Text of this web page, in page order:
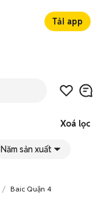
Tải app
Xoá lọc
Năm sản xuất
Baic Quận 4